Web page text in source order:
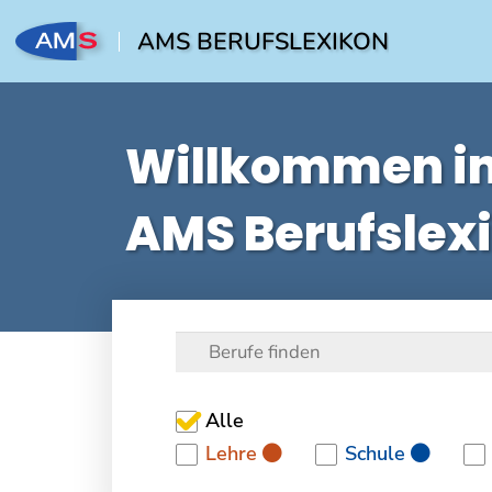
AMS BERUFSLEXIKON
Willkommen
AMS
Alle
Lehre
Schule